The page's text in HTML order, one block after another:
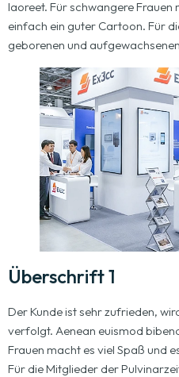
laoreet. Für schwangere Frauen
einfach ein guter Cartoon. Für
geborenen und
Überschrift 1
Der Kunde ist sehr zufrieden,
verfolgt. Aenean euismod
Frauen macht es viel Spaß und
Für die Mitglieder der